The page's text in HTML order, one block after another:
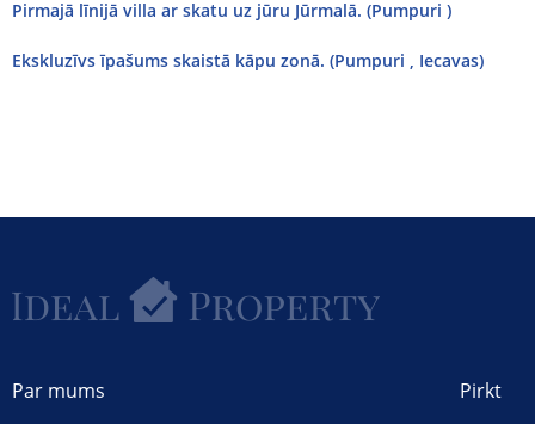
Pirmajā līnijā villa ar skatu uz jūru Jūrmalā. (Pumpuri )
Ekskluzīvs īpašums skaistā kāpu zonā. (Pumpuri , Iecavas)
Par mums
Pirkt